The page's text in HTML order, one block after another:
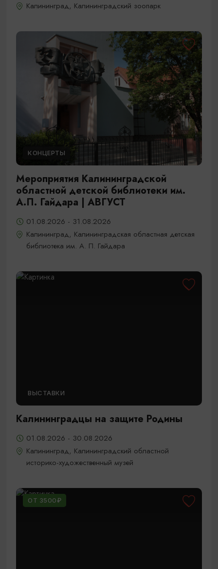
Калининград, Калининградский зоопарк
КОНЦЕРТЫ
Мероприятия Калининградской
областной детской библиотеки им.
А.П. Гайдара | АВГУСТ
01.08.2026 - 31.08.2026
Калининград, Калининградская областная детская
библиотека им. А. П. Гайдара
ВЫСТАВКИ
Калининградцы на защите Родины
01.08.2026 - 30.08.2026
Калининград, Калининградский областной
историко-художественный музей
ОТ 3500₽